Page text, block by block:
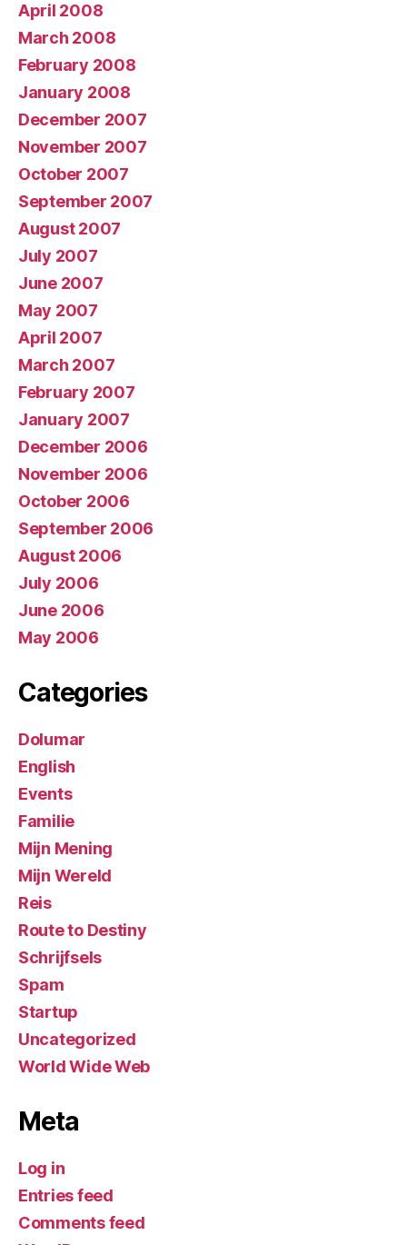
April 2008
March 2008
February 2008
January 2008
December 2007
November 2007
October 2007
September 2007
August 2007
July 2007
June 2007
May 2007
April 2007
March 2007
February 2007
January 2007
December 2006
November 2006
October 2006
September 2006
August 2006
July 2006
June 2006
May 2006
Categories
Dolumar
English
Events
Familie
Mijn Mening
Mijn Wereld
Reis
Route to Destiny
Schrijfsels
Spam
Startup
Uncategorized
World Wide Web
Meta
Log in
Entries feed
Comments feed